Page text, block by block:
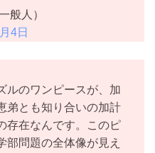
般人）
4日
ルのワンピースが、加
弟とも知り合いの加計
存在なんです。このピ
部問題の全体像が見え